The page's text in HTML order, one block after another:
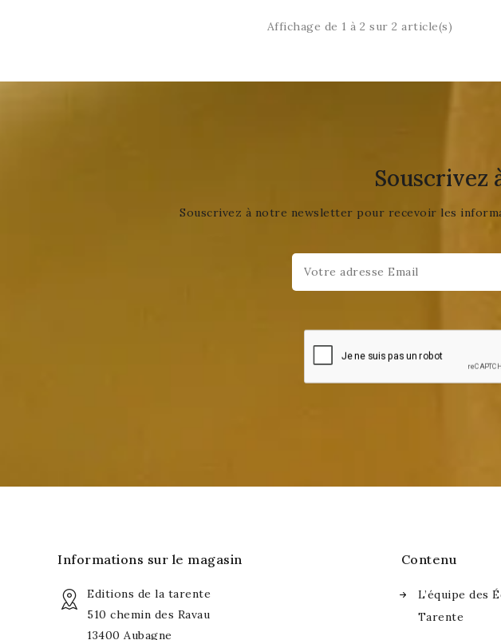
Affichage de 1 à 2 sur 2 article(s)
Souscrivez
Souscrivez à notre newsletter pour recevoir les
Informations sur le magasin
Editions de la tarente
510 chemin des Ravau
13400 Aubagne
Contenu
L’équipe des
Tarente